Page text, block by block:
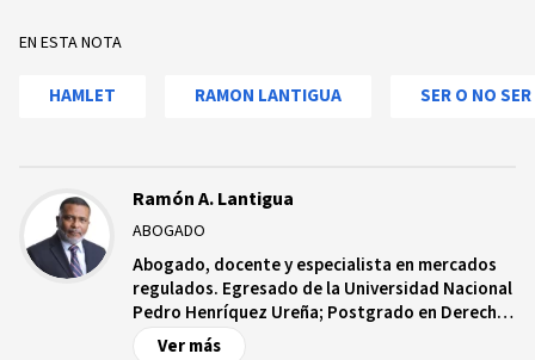
EN ESTA NOTA
HAMLET RAMON LANTIGUA SER O NO SER
Ramón A. Lantigua
ABOGADO
Abogado, docente y especialista en mercados
regulados. Egresado de la Universidad Nacional
Pedro Henríquez Ureña; Postgrado en Derecho
Procesal Civil, de la Pontificia Universidad
Ver más